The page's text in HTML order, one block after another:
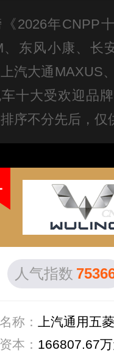
《2026年CNPP
、东风小康、长
汽大通MAXUS
十大受欢迎品
序不分先后，仅
人气指数
称： 上汽通用五
本： 166807.67